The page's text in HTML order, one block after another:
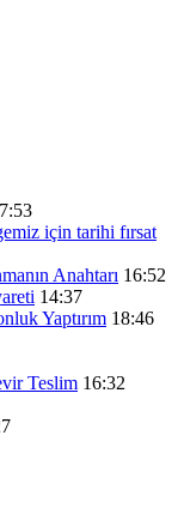
için tarihi fırsat
Anahtarı 16:52
14:37
Yaptırım 18:46
Teslim 16:32